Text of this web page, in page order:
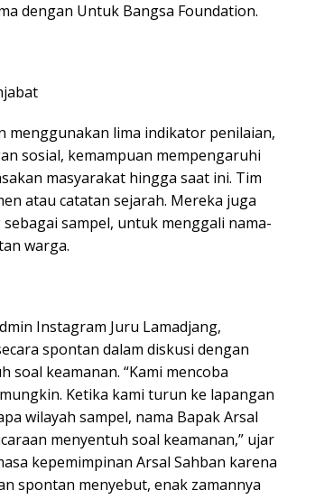
dengan Untuk Bangsa Foundation.
lima indikator penilaian,
sosial, kemampuan mempengaruhi
masyarakat hingga saat ini. Tim
atau catatan sejarah. Mereka juga
sampel, untuk menggali nama-
warga.
Instagram Juru Lamadjang,
spontan dalam diskusi dengan
keamanan. “Kami mencoba
Ketika kami turun ke lapangan
wilayah sampel, nama Bapak Arsal
menyentuh soal keamanan,” ujar
kepemimpinan Arsal Sahban karena
spontan menyebut, enak zamannya